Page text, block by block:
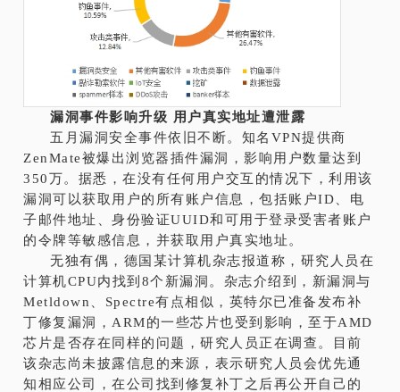
漏洞事件影响升级 用户真实地址遭泄露
五月漏洞安全事件依旧不断。知名VPN提供商
ZenMate被爆出浏览器插件漏洞，影响用户数量达到
350万。据悉，在没有任何用户交互的情况下，利用该
漏洞可以获取用户的所有账户信息，包括账户ID、电
子邮件地址、身份验证UUID和可用于登录受害者账户
的令牌等敏感信息，并获取用户真实地址。
无独有偶，德国某计算机杂志报道称，研究人员在
计算机CPU内找到8个新漏洞。杂志介绍到，新漏洞与
Metldown、Spectre有点相似，英特尔已准备发布补
丁修复漏洞，ARM的一些芯片也受到影响，至于AMD
芯片是否存在同样的问题，研究人员正在调查。目前
该杂志尚未披露信息的来源，表示研究人员会优先通
知相应公司，在公司找到修复补丁之后再公开自己的